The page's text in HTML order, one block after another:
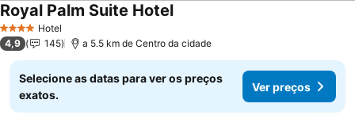
4 EstrelasHotel
Royal Palm Suite HotelVer preços
4,9 145 a 5.5 km de Centro da cidade
Selecione as datas para ver os preços
exatos.
Ver preços